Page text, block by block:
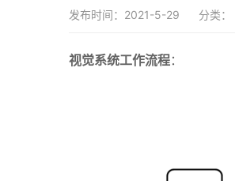
发布时间：2021-5-29 分类：
视觉系统工作流程：